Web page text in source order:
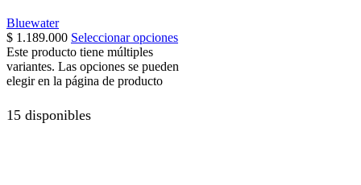
Bluewater
$ 1.189.000 Seleccionar opciones
Este producto tiene múltiples
variantes. Las opciones se pueden
elegir en la página de producto
15 disponibles